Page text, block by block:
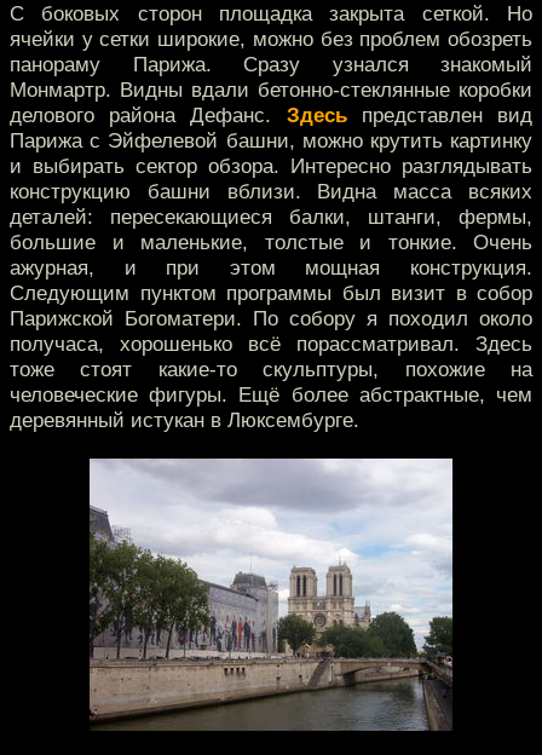
С боковых сторон площадка закрыта сеткой. Но
ячейки у сетки широкие, можно без проблем обозреть
панораму Парижа. Сразу узнался знакомый
Монмартр. Видны вдали бетонно-стеклянные коробки
делового района Дефанс. Здесьпредставлен вид
Парижа с Эйфелевой башни, можно крутить картинку
и выбирать сектор обзора. Интересно разглядывать
конструкцию башни вблизи. Видна масса всяких
деталей: пересекающиеся балки, штанги, фермы,
большие и маленькие, толстые и тонкие. Очень
ажурная, и при этом мощная конструкция.
Следующим пунктом программы был визит в собор
Парижской Богоматери. По собору я походил около
получаса, хорошенько всё порассматривал. Здесь
тоже стоят какие-то скульптуры, похожие на
человеческие фигуры. Ещё более абстрактные, чем
деревянный истукан в Люксембурге.